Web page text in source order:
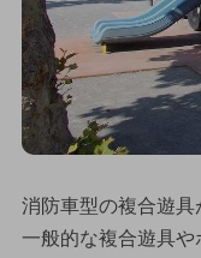
消防車型の複合遊
一般的な複合遊具